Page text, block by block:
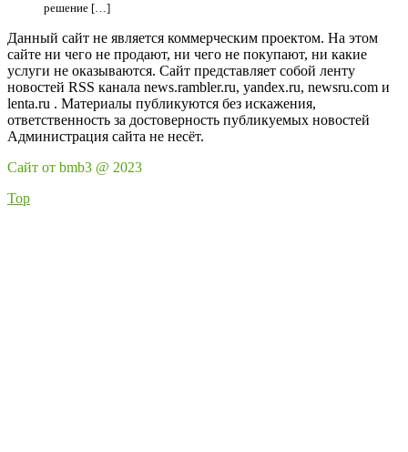
решение […]
Данный сайт не является коммерческим проектом. На этом
сайте ни чего не продают, ни чего не покупают, ни какие
услуги не оказываются. Сайт представляет собой ленту
новостей RSS канала news.rambler.ru, yandex.ru, newsru.com и
lenta.ru . Материалы публикуются без искажения,
ответственность за достоверность публикуемых новостей
Администрация сайта не несёт.
Сайт от bmb3 @ 2023
Top